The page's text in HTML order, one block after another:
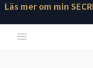
Läs mer om min